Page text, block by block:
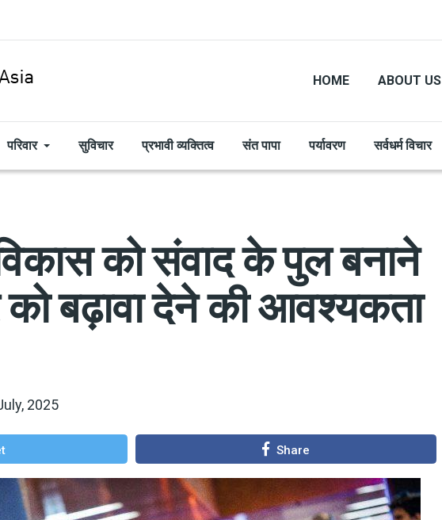
HOME ABOUT US
परिवार सुविचार प्रभावी व्यक्तित्व संत पापा पर्यावरण सर्वधर्म विचार
को संवाद के पुल बनाने
बढ़ावा देने की आवश्यकता
2025
Share